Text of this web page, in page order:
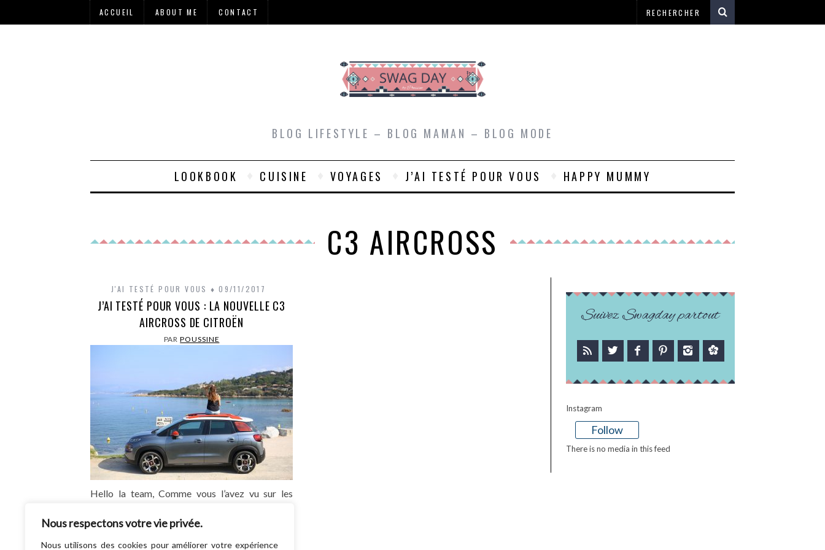
Nous respectons votre vie privée.
Nous utilisons des cookies pour améliorer votre expérience
ACCUEIL ABOUT ME CONTACT
BLOG LIFESTYLE – BLOG MAMAN – BLOG MODE
LOOKBOOK CUISINE VOYAGES J’AI TESTÉ POUR VOUS HAPPY MUMMY
C3 AIRCROSS
J'AI TESTÉ POUR VOUS 09/11/2017
J’AI TESTÉ POUR VOUS : LA NOUVELLE C3
AIRCROSS DE CITROËN
PARPOUSSINE
Hello la team, Comme vous l’avez vu sur les
corse avec Citroën afin de tester leur
Suivez Swagday partout
Instagram
Follow
There is no media in this feed